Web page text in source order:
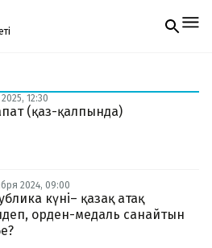
ай сайын электронды
Жаңа нөмір
жіберіледі. Тек email
12:30
(қаз-қалпында)
2024, 09:00
күні– қазақ атақ
орден-медаль санайтын